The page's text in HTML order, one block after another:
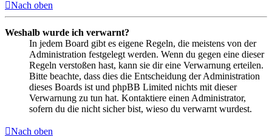
Nach oben
Weshalb wurde ich verwarnt?
In jedem Board gibt es eigene Regeln, die meistens von der
Administration festgelegt werden. Wenn du gegen eine dieser
Regeln verstoßen hast, kann sie dir eine Verwarnung erteilen.
Bitte beachte, dass dies die Entscheidung der Administration
dieses Boards ist und phpBB Limited nichts mit dieser
Verwarnung zu tun hat. Kontaktiere einen Administrator,
sofern du die nicht sicher bist, wieso du verwarnt wurdest.
Nach oben